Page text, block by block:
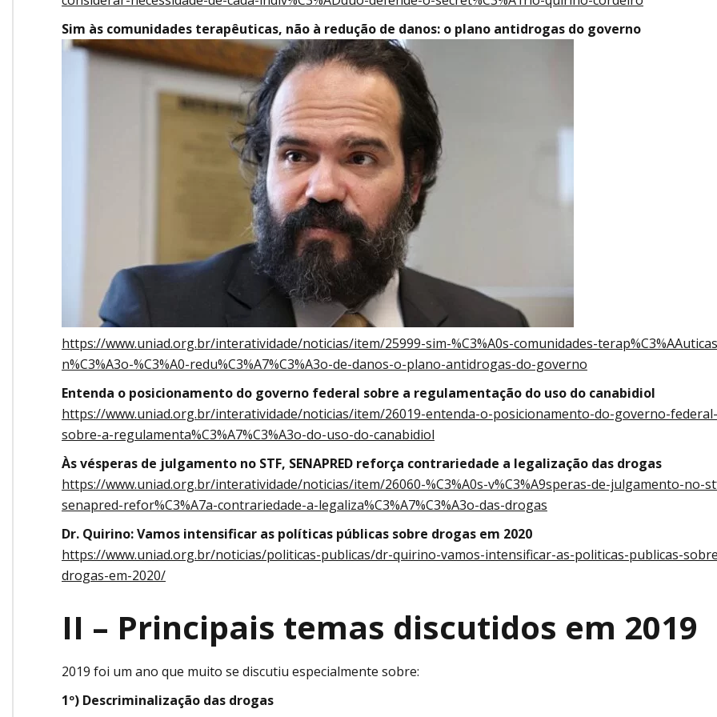
Sim às comunidades terapêuticas, não à redução de danos: o plano antidrogas do governo
https://www.uniad.org.br/interatividade/noticias/item/25999-sim-%C3%A0s-comunidades-
n%C3%A3o-%C3%A0-redu%C3%A7%C3%A3o-de-danos-o-plano-antidrogas-do-governo
Entenda o posicionamento do governo federal sobre a regulamentação do uso do canabidiol
https://www.uniad.org.br/interatividade/noticias/item/26019-entenda-o-posicionamento-do-governo-federal-
sobre-a-regulamenta%C3%A7%C3%A3o-do-uso-do-canabidiol
Às vésperas de julgamento no STF, SENAPRED reforça contrariedade a legalização das drogas
https://www.uniad.org.br/interatividade/noticias/item/26060-%C3%A0s-v%C3%A9speras-de-julgamento-no-
senapred-refor%C3%A7a-contrariedade-a-legaliza%C3%A7%C3%A3o-das-drogas
Dr. Quirino: Vamos intensificar as políticas públicas sobre drogas em 2020
https://www.uniad.org.br/noticias/politicas-publicas/dr-quirino-vamos-intensificar-as-politicas-publicas-
drogas-em-2020/
II – Principais temas discutidos em 2019
2019 foi um ano que muito se discutiu especialmente sobre:
1º) Descriminalização das drogas